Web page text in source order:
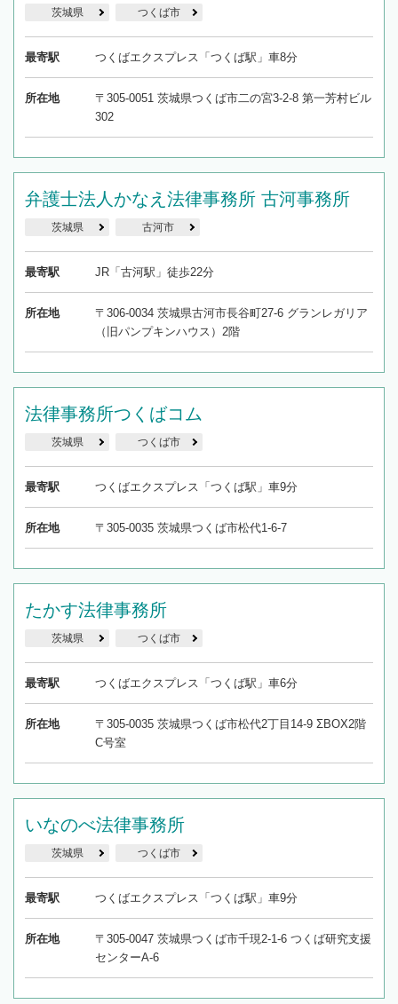
茨城県 つくば市
最寄駅 つくばエクスプレス「つくば駅」車8分
所在地
〒305-0051 茨城県つくば市二の宮3-2-8 第一芳村ビル
302
弁護士法人かなえ法律事務所 古河事務所
茨城県 古河市
最寄駅 JR「古河駅」徒歩22分
所在地
〒306-0034 茨城県古河市長谷町27-6 グランレガリア
（旧パンプキンハウス）2階
法律事務所つくばコム
茨城県 つくば市
最寄駅 つくばエクスプレス「つくば駅」車9分
所在地 〒305-0035 茨城県つくば市松代1-6-7
たかす法律事務所
茨城県 つくば市
最寄駅 つくばエクスプレス「つくば駅」車6分
所在地
〒305-0035 茨城県つくば市松代2丁目14-9 ΣBOX2階
C号室
いなのべ法律事務所
茨城県 つくば市
最寄駅 つくばエクスプレス「つくば駅」車9分
所在地
〒305-0047 茨城県つくば市千現2-1-6 つくば研究支援
センターA-6